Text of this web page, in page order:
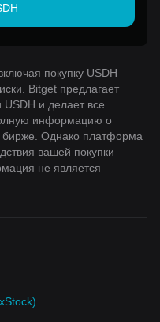
покупку USDH
Bitget предлагает
и делает все
информацию о
бирже. Однако платформа
вашей покупки
не является